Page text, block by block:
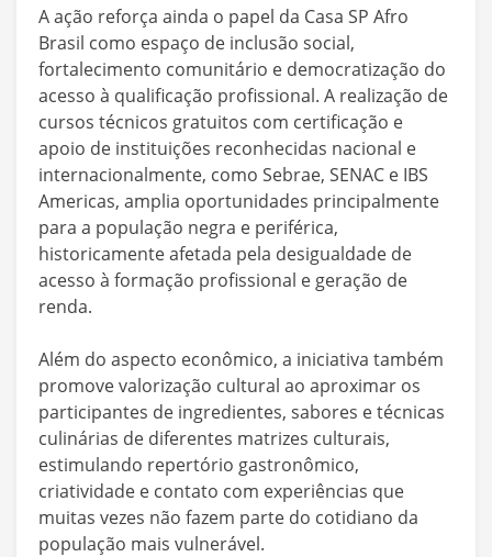
A ação reforça ainda o papel da Casa SP Afro
Brasil como espaço de inclusão social,
fortalecimento comunitário e democratização do
acesso à qualificação profissional. A realização de
cursos técnicos gratuitos com certificação e
apoio de instituições reconhecidas nacional e
internacionalmente, como Sebrae, SENAC e IBS
Americas, amplia oportunidades principalmente
para a população negra e periférica,
historicamente afetada pela desigualdade de
acesso à formação profissional e geração de
renda.
Além do aspecto econômico, a iniciativa também
promove valorização cultural ao aproximar os
participantes de ingredientes, sabores e técnicas
culinárias de diferentes matrizes culturais,
estimulando repertório gastronômico,
criatividade e contato com experiências que
muitas vezes não fazem parte do cotidiano da
população mais vulnerável.